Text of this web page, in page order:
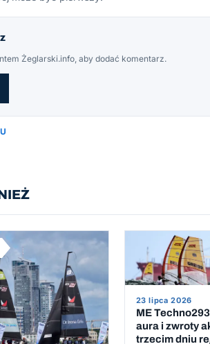
Żeglarski.info, aby dodać komentarz.
23 lipca 2026
ME
aura i zwroty
trzecim dniu